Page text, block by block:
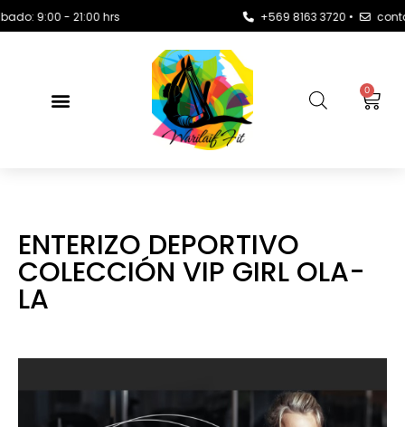
- 21:00 hrs +569 8163 3720 •
0
ENTERIZO DEPORTIVO
COLECCIÓN VIP GIRL OLA-
LA